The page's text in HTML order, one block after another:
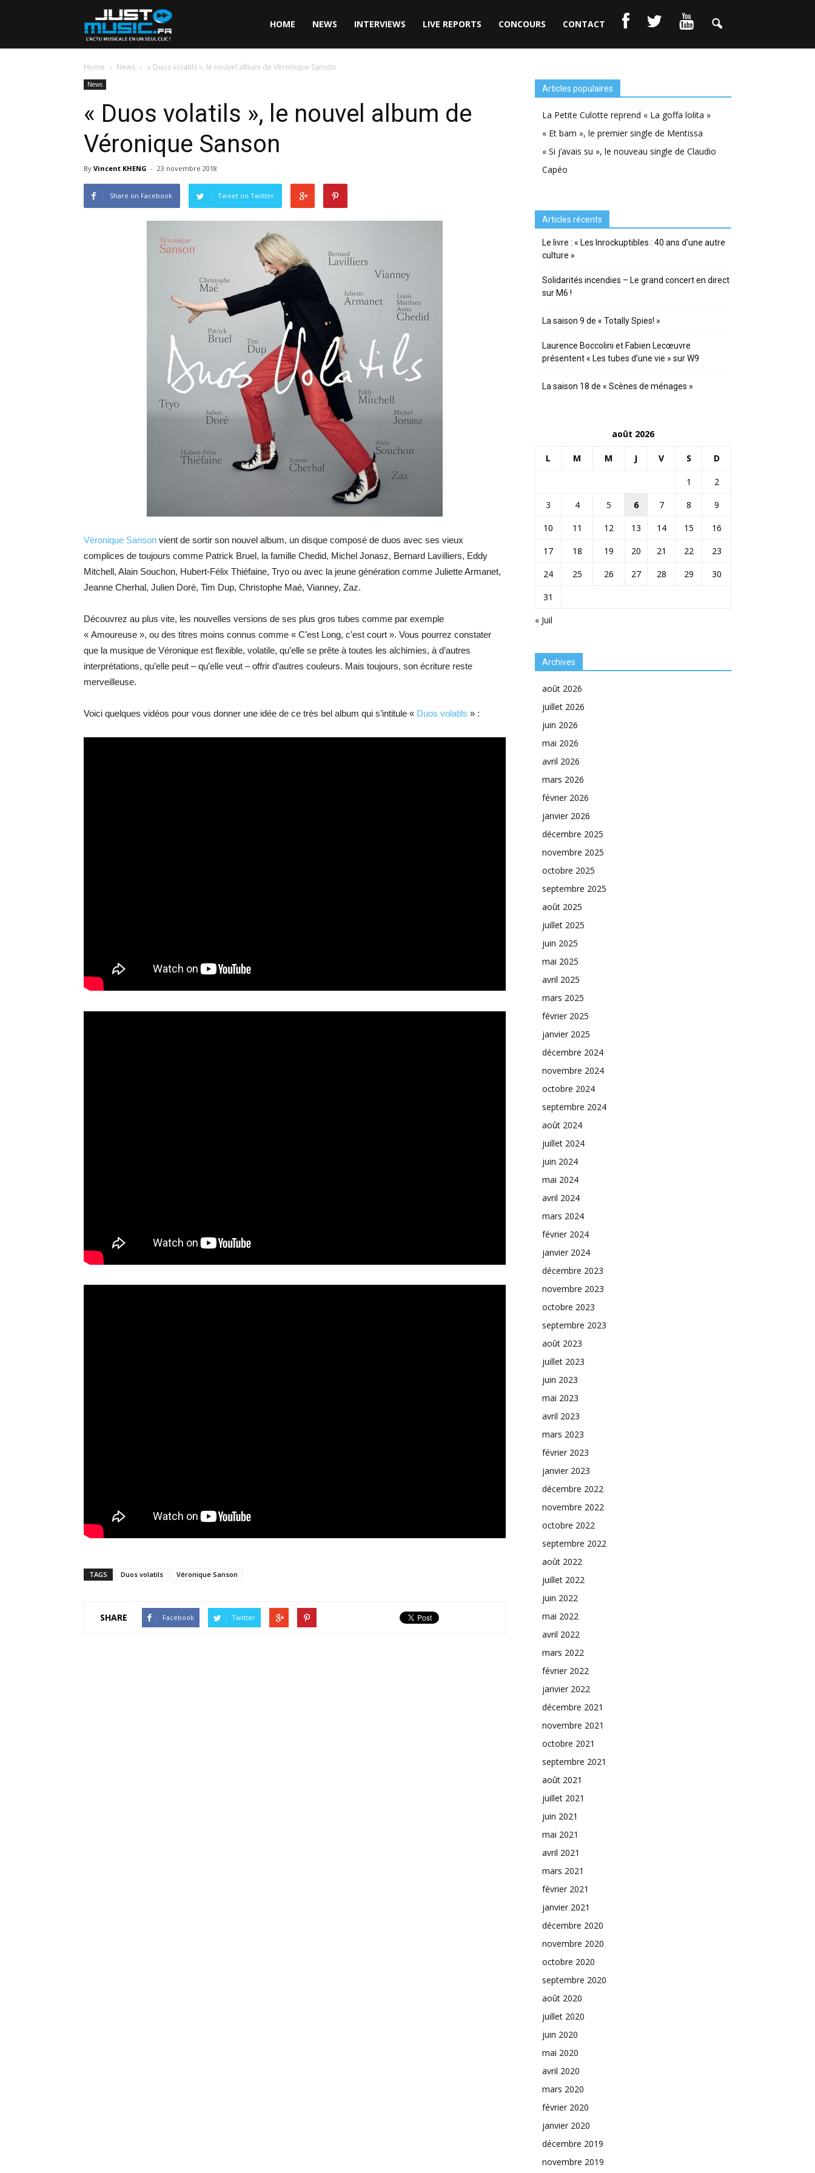
HOME NEWS INTERVIEWS LIVE REPORTS CONCOURS CONTACT
Home News « Duos volatils », le nouvel album de Véronique Sanson
News
« Duos volatils », le nouvel album de
Véronique Sanson
By Vincent KHENG - 23 novembre 2018
Share on Facebook Tweet on Twitter
Véronique Sanson vient de sortir son nouvel album, un disque composé de duos avec ses vieux
complices de toujours comme Patrick Bruel, la famille Chedid, Michel Jonasz, Bernard Lavilliers, Eddy
Mitchell, Alain Souchon, Hubert-Félix Thiéfaine, Tryo ou avec la jeune génération comme Juliette Armanet,
Jeanne Cherhal, Julien Doré, Tim Dup, Christophe Maé, Vianney, Zaz.
Découvrez au plus vite, les nouvelles versions de ses plus gros tubes comme par exemple
« Amoureuse », ou des titres moins connus comme « C’est Long, c’est court ». Vous pourrez constater
que la musique de Véronique est flexible, volatile, qu’elle se prête à toutes les alchimies, à d’autres
interprétations, qu’elle peut – qu’elle veut – offrir d’autres couleurs. Mais toujours, son écriture reste
merveilleuse.
Voici quelques vidéos pour vous donner une idée de ce très bel album qui s’intitule « Duos volatils » :
TAGS Duos volatils Véronique Sanson
SHARE Facebook Twitter
Articles populaires
La Petite Culotte reprend « La goffa lolita »
« Et bam », le premier single de Mentissa
« Si j’avais su », le nouveau single de Claudio
Capéo
Articles récents
Le livre : « Les Inrockuptibles : 40 ans d’une autre
culture »
Solidarités incendies – Le grand concert en direct
sur M6 !
La saison 9 de « Totally Spies! »
Laurence Boccolini et Fabien Lecœuvre
présentent « Les tubes d’une vie » sur W9
La saison 18 de « Scènes de ménages »
août 2026
L M M J V S D
« Juil
1
2
3
4 5 6 7 8
9
10
11 12 13 14 15
16
17
18 19 20 21 22
23
24
25 26 27 28 29
30
31
Archives
août 2026
juillet 2026
juin 2026
mai 2026
avril 2026
mars 2026
février 2026
janvier 2026
décembre 2025
novembre 2025
octobre 2025
septembre 2025
août 2025
juillet 2025
juin 2025
mai 2025
avril 2025
mars 2025
février 2025
janvier 2025
décembre 2024
novembre 2024
octobre 2024
septembre 2024
août 2024
juillet 2024
juin 2024
mai 2024
avril 2024
mars 2024
février 2024
janvier 2024
décembre 2023
novembre 2023
octobre 2023
septembre 2023
août 2023
juillet 2023
juin 2023
mai 2023
avril 2023
mars 2023
février 2023
janvier 2023
décembre 2022
novembre 2022
octobre 2022
septembre 2022
août 2022
juillet 2022
juin 2022
mai 2022
avril 2022
mars 2022
février 2022
janvier 2022
décembre 2021
novembre 2021
octobre 2021
septembre 2021
août 2021
juillet 2021
juin 2021
mai 2021
avril 2021
mars 2021
février 2021
janvier 2021
décembre 2020
novembre 2020
octobre 2020
septembre 2020
août 2020
juillet 2020
juin 2020
mai 2020
avril 2020
mars 2020
février 2020
janvier 2020
décembre 2019
novembre 2019